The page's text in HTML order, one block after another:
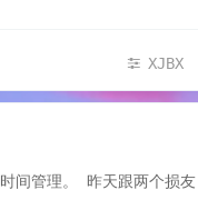
XJBX
间管理。 昨天跟两个损友